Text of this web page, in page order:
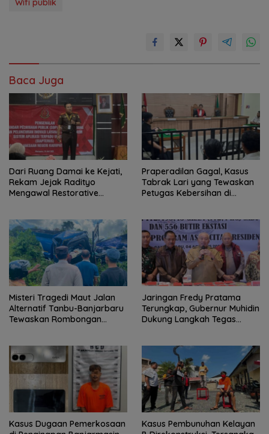
Wifi publik
Baca Juga
Dari Ruang Damai ke Kejati,
Rekam Jejak Radityo
Mengawal Restorative
Praperadilan Gagal, Kasus
Tabrak Lari yang Tewaskan
Petugas Kebersihan di
Misteri Tragedi Maut Jalan
Alternatif Tanbu-Banjarbaru
Tewaskan Rombongan
Jaringan Fredy Pratama
Terungkap, Gubernur Muhidin
Dukung Langkah Tegas
Kasus Dugaan Pemerkosaan
Kasus Pembunuhan Kelayan